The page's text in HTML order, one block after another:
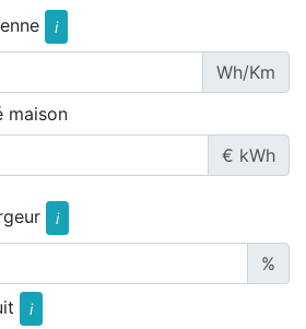
i
Wh/Km
maison
€ kWh
i
%
i